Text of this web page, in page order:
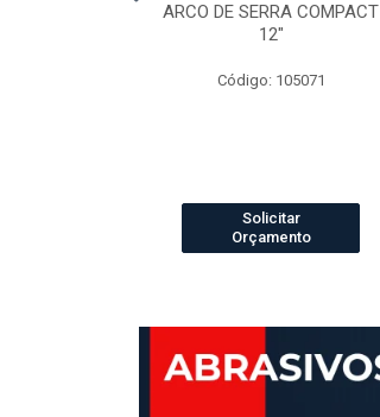
ARCO DE SERRA COMPACT
12"
Código: 105071
Solicitar
Orçamento